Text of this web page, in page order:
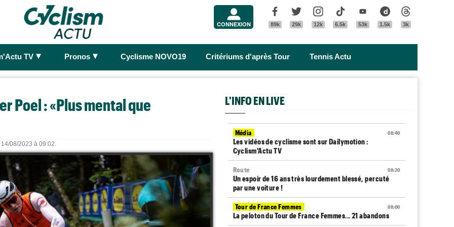
CONNEXION
Facebook
89k
Twitter
29k
Instagram
12k
Tik Tok
6.5k
Youtube
53k
Dailymotion
1.5k 3k
TV ► Pronos ► Cyclisme NOVO19 Critériums d'après Tour Tennis Actu
Poel : «Plus mental que
08/2023 à 09:02.
L'INFO EN LIVE
08:40
Média
Les vidéos de cyclisme sont sur Dailymotion :
Cyclism'Actu TV
08:20
Route
Un espoir de 16 ans très lourdement blessé, percuté
par une voiture !
08:00
Tour de France Femmes
La peloton du Tour de France Femmes... 21 abandons